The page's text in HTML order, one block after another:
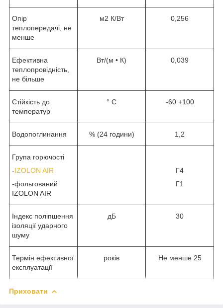
Опір
теплопередачі, не
менше
м2 К/Вт 0,256
Ефективна
теплопровідність,
не більше
Вт/(м • К) 0,039
Стійкість до
температур
° C -60 +100
Водопоглинання % (24 години) 1,2
Група горючості
-IZOLON AIR
-фольгований
IZOLON AIR
Г4
Г1
Індекс поліпшення
ізоляції ударного
шуму
дБ 30
Термін ефективної
експлуатації
років Не менше 25
Приховати